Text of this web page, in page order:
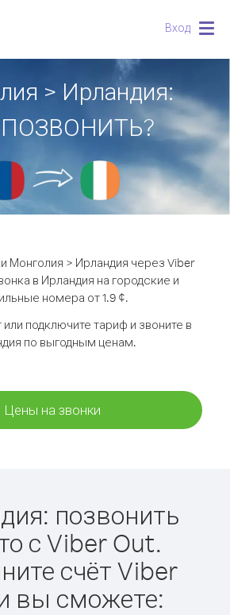
Вход
> Ирландия:
Монголия > Ирландия через Viber
в Ирландия на городские и
номера от 1.9 ¢.
подключите тариф и звоните в
по выгодным ценам.
Цены на звонки
позвонить
с Viber Out.
счёт Viber
вы сможете: